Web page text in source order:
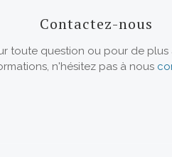
Contactez-nous
toute question ou pour de plus
n'hésitez pas à nous